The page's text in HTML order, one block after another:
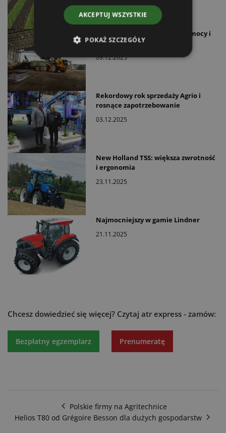
09.12.2025
JCB 435S – zmiany w zakresie mocy i
układu napędowego
09.12.2025
Rekordowy rok sprzedaży Agrio i
rosnące zapotrzebowanie
03.12.2025
New Holland T5S: większa zwrotność
i ergonomia
23.11.2025
Najmocniejszy w gamie Lindner
21.11.2025
Chcesz dowiedzieć się więcej? Czytaj atr express - zamów:
Bezpłatny egzemplarz Prenumeratę
Polskie firmy na Agritechnice
Helios T80 od Grégoire Besson dla dużych gospodarstw
AKCEPTUJ WSZYSTKIE
POKAŻ SZCZEGÓŁY